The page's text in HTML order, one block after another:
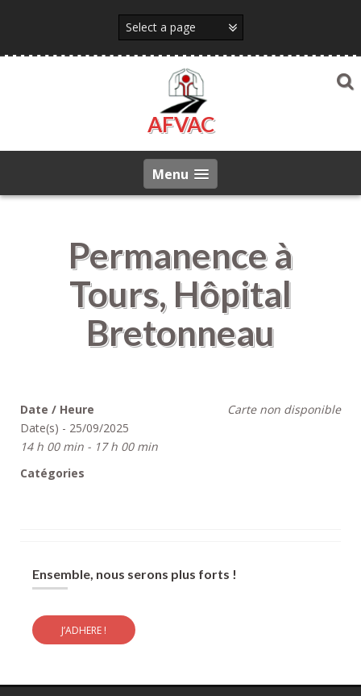
AFVAC
Menu
Permanence à
Tours, Hôpital
Bretonneau
Carte non disponible
Date / Heure
Date(s) - 25/09/2025
14 h 00 min - 17 h 00 min
Catégories
Ensemble, nous serons plus forts !
J’ADHERE !